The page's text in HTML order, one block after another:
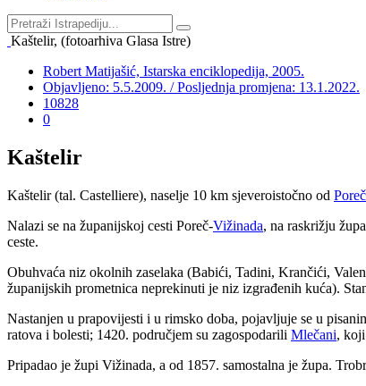
Kaštelir, (fotoarhiva Glasa Istre)
Robert Matijašić, Istarska enciklopedija, 2005.
Objavljeno: 5.5.2009. / Posljednja promjena: 13.1.2022.
10828
0
Kaštelir
Kaštelir (tal. Castelliere), naselje 10 km sjeveroistočno od
Nalazi se na županijskoj cesti Poreč-Vižinada, na raskrižju
ceste.
Obuhvaća niz okolnih zaselaka (Babići, Tadini, Krančići,
županijskih prometnica neprekinuti je niz izgrađenih kuća).
Nastanjen u prapovijesti i u rimsko doba, pojavljuje se u
ratova i bolesti; 1420. područjem su zagospodarili Mlečani,
Pripadao je župi Vižinada, a od 1857. samostalna je župa.